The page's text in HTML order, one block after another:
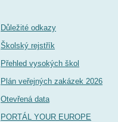
Důležité odkazy
Školský rejstřík
Přehled vysokých škol
Plán veřejných zakázek 2026
Otevřená data
PORTÁL YOUR EUROPE